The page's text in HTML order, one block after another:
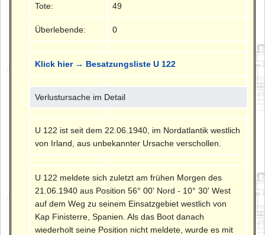
Tote: 49
Überlebende: 0
Klick hier → Besatzungsliste U 122
Verlustursache im Detail
U 122 ist seit dem 22.06.1940, im Nordatlantik westlich
von Irland, aus unbekannter Ursache verschollen.
U 122 meldete sich zuletzt am frühen Morgen des
21.06.1940 aus Position 56° 00' Nord - 10° 30' West
auf dem Weg zu seinem Einsatzgebiet westlich von
Kap Finisterre, Spanien. Als das Boot danach
wiederholt seine Position nicht meldete, wurde es mit